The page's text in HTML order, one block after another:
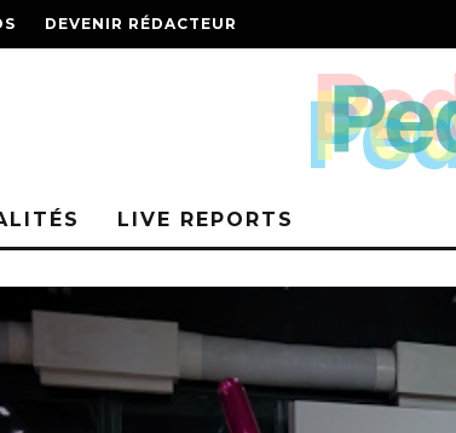
DEVENIR RÉDACTEUR
LIVE REPORTS